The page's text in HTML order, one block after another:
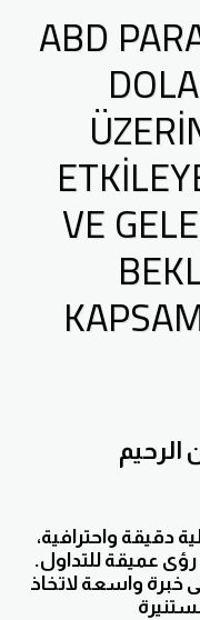
ABD
VE
الرحيم
دقيقة واحترافية،
رؤى عميقة للتداول.
خبرة واسعة لاتخاذ